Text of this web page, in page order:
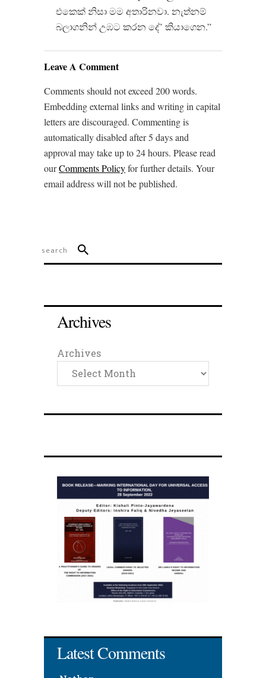
එකෙක් නිසා මම අතාරිනවා. නැත්නම්
බලාගනින් උඹට කරන දේ’ කියාගෙන.”
Leave A Comment
Comments should not exceed 200 words.
Embedding external links and writing in capital
letters are discouraged. Commenting is
automatically disabled after 5 days and
approval may take up to 24 hours. Please read
ourComments Policyfor further details. Your
email address will not be published.
Archives
Archives
Latest Comments